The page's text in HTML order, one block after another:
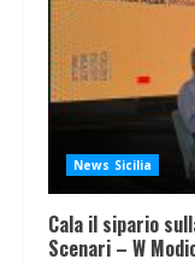
News Sicilia
Cala il sipario
Scenari – W